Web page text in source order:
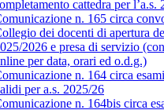
cattedra per l’a.s.
n. 165 circa
dei docenti di apertura
2026 e presa di servizio
per data, orari ed o.d.g.)
n. 164 circa
per a.s. 2025/26
n. 164bis circa